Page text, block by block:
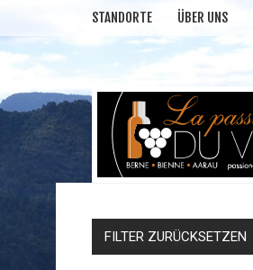
STANDORTE ÜBER UNS
FILTER ZURÜCKSETZEN